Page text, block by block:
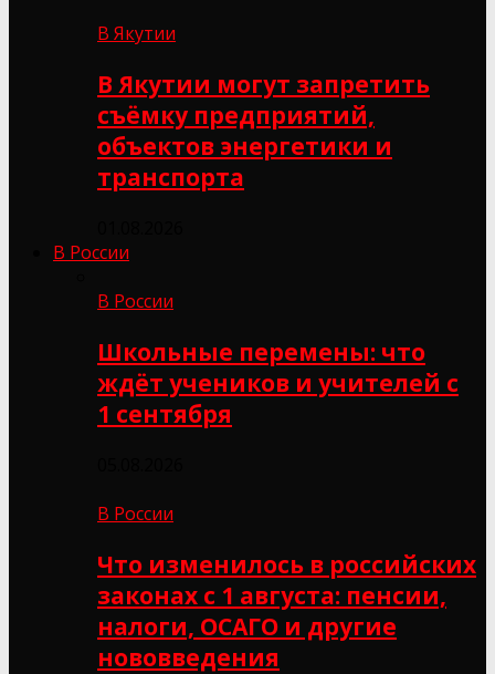
В Якутии
В Якутии могут запретить
съёмку предприятий,
объектов энергетики и
транспорта
В России
В России
Школьные перемены: что
ждёт учеников и учителей с
1 сентября
В России
Что изменилось в российских
законах с 1 августа: пенсии,
налоги, ОСАГО и другие
нововведения